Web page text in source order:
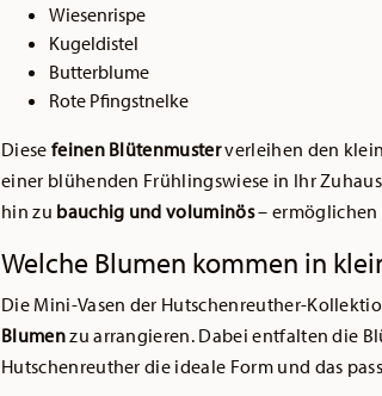
Wiesenrispe
Kugeldistel
Butterblume
Rote Pfingstnelke
Diese feinen Blütenmusterverleihen den
einer blühenden Frühlingswiese in Ihr
hin zu bauchig und voluminös– ermöglichen
Welche Blumen kommen in
Die Mini-Vasen der Hutschenreuther-
Blumenzu arrangieren. Dabei entfalten die
Hutschenreuther die ideale Form und das